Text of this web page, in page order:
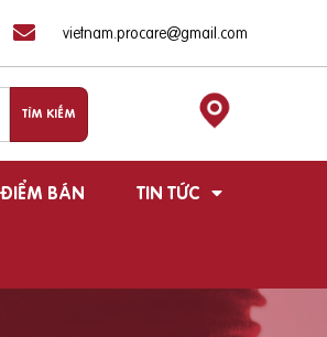
vietnam.procare@gmail.com
ĐIỂM BÁN TIN TỨC